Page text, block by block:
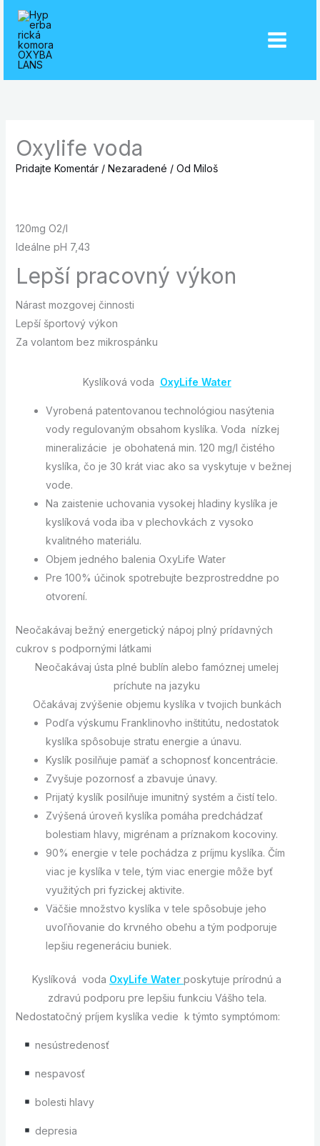
Preskočiť
obsah
Oxylife voda
Pridajte Komentár / Nezaradené / Od Miloš
120mg O2/l
Ideálne pH 7,43
Lepší pracovný výkon
Nárast mozgovej činnosti
Lepší športový výkon
Za volantom bez mikrospánku
Kyslíková voda OxyLife Water
Vyrobená patentovanou technológiou nasýtenia
vody regulovaným obsahom kyslíka. Voda nízkej
mineralizácie je obohatená min. 120 mg/l čistého
kyslíka, čo je 30 krát viac ako sa vyskytuje v bežnej
vode.
Na zaistenie uchovania vysokej hladiny kyslíka je
kyslíková voda iba v plechovkách z vysoko
kvalitného materiálu.
Objem jedného balenia OxyLife Water
Pre 100% účinok spotrebujte bezprostreddne po
otvorení.
Neočakávaj bežný energetický nápoj plný prídavných
cukrov s podpornými látkami
Neočakávaj ústa plné bublín alebo famóznej umelej
príchute na jazyku
Očakávaj zvýšenie objemu kyslíka v tvojich bunkách
Podľa výskumu Franklinovho inštitútu, nedostatok
kyslíka spôsobuje stratu energie a únavu.
Kyslík posilňuje pamäť a schopnosť koncentrácie.
Zvyšuje pozornosť a zbavuje únavy.
Prijatý kyslík posilňuje imunitný systém a čistí telo.
Zvýšená úroveň kyslíka pomáha predchádzať
bolestiam hlavy, migrénam a príznakom kocoviny.
90% energie v tele pochádza z príjmu kyslíka. Čím
viac je kyslíka v tele, tým viac energie môže byť
využitých pri fyzickej aktivite.
Väčšie množstvo kyslíka v tele spôsobuje jeho
uvoľňovanie do krvného obehu a tým podporuje
lepšiu regeneráciu buniek.
Kyslíková voda OxyLife Waterposkytuje prírodnú a
zdravú podporu pre lepšiu funkciu Vášho tela.
Nedostatočný príjem kyslíka vedie k týmto symptómom:
nesústredenosť
nespavosť
bolesti hlavy
depresia